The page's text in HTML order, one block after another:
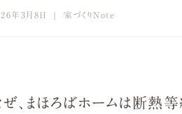
年3月8日 家づくりNote
ぜ、まほろばホームは断熱